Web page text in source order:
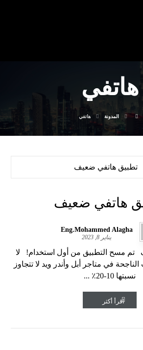
هاتفي
المدونة هاتفي
هاتفي ضعيف
Eng.Mohammed Alagha
يناير 8, 2023
تم مسح التطبيق من أول استخدام! لا
في متاجر أبل وأندر ويد لا تتجاوز
نسبتها 10-20٪ ...
اقرأ أكثر